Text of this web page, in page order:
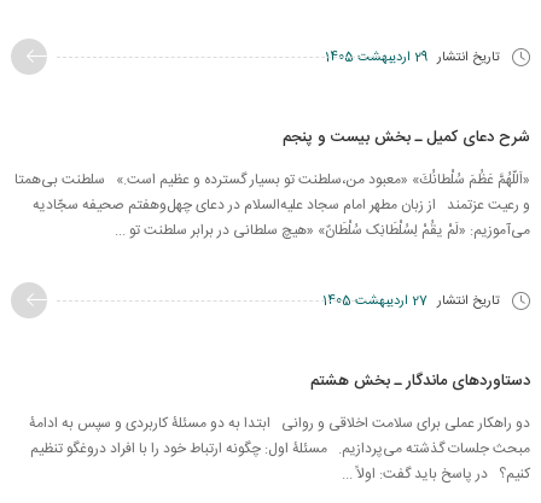
تاریخ انتشار 29 اردیبهشت 1405
شرح دعای کمیل ـ بخش بیست و پنجم
«اَللّهُمَّ عَظُمَ سُلْطانُكَ» «معبود من،سلطنت تو بسیار گسترده و عظیم است.» سلطنت بی‌همتا
و رعیت عزتمند از زبان مطهر امام سجاد علیه‌السلام در دعای چهل‌وهفتم صحیفه سجّادیه
می‌آموزیم: «لَمْ یقُمْ لِسُلْطَانِک سُلْطَانٌ» «هیچ سلطانی در برابر سلطنت تو ...
تاریخ انتشار 27 اردیبهشت 1405
دستاوردهای ماندگار ـ بخش هشتم
دو راهکار عملی برای سلامت اخلاقی و روانی ابتدا به دو مسئلۀ کاربردی و سپس به ادامۀ
مبحث جلسات گذشته می‌پردازیم. مسئلۀ اول: چگونه ارتباط خود را با افراد دروغگو تنظیم
کنیم؟ در پاسخ باید گفت: اولاً ...